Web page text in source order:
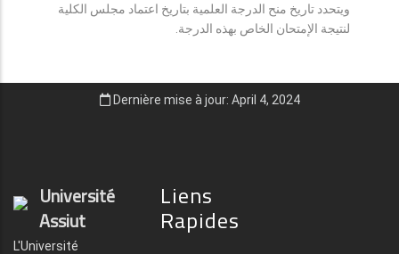
ويتحدد تاريخ منح الدرجة العلمية بتاريخ اعتماد مجلس الكلية
لنتيجة الإمتحان الخاص بهذه الدرجة.
Dernière mise à jour: April 4, 2024
Université
Assiut
L'Université
Liens
Rapides